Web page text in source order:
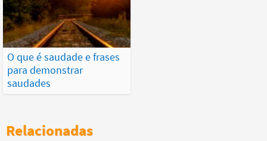
O que é saudade e frases
para demonstrar
saudades
Relacionadas